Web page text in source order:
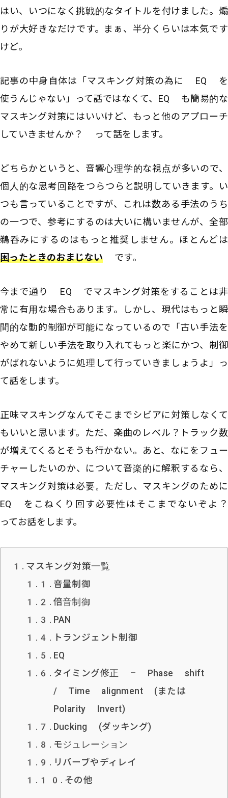
はい、いつになく挑戦的なタイトルを付けました。煽
りが大好きなだけです。まぁ、半分くらいは本気です
けど。
記事の中身自体は「マスキング対策の為に EQ を
使うんじゃない」って話ではなくて、EQ も簡易的な
マスキング対策にはいいけど、もっと他のアプローチ
していきませんか？ って話をします。
どちらかというと、音響心理学的な視点が多いので、
個人的な思考回路をつらつらと説明していきます。い
つも言っていることですが、これは数ある手法のうち
の一つで、参考にするのは大いに構いませんが、全部
鵜呑みにするのはもっと推奨しません。ほとんどは
困ったときのおまじない です。
今まで通り EQ でマスキング対策をすることは非
常に有用な場合もあります。しかし、現代はもっと瞬
間的な動的制御が可能になっているので「古い手法を
やめて新しい手法を取り入れてもっと楽にかつ、制御
がばれないように処理して行っていきましょうよ」っ
て話をします。
正味マスキングなんてそこまでシビアに対策しなくて
もいいと思います。ただ、楽曲のレベル？トラック数
が増えてくるとそうも行かない。あと、なにをフュー
チャーしたいのか、について音楽的に解釈するなら、
マスキング対策は必要。ただし、マスキングのために
EQ をこねくり回す必要性はそこまでないぞよ？
ってお話をします。
マスキング対策一覧
音量制御
倍音制御
PAN
トランジェント制御
EQ
タイミング修正 – Phase shift
/ Time alignment (または
Polarity Invert)
Ducking (ダッキング)
モジュレーション
リバーブやディレイ
その他